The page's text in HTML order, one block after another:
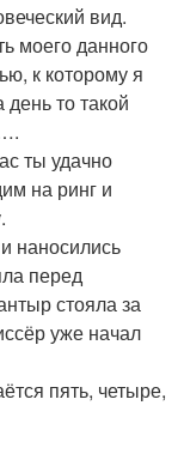
вид.
моего данного
к которому я
то такой
ты удачно
на ринг и
наносились
перед
стояла за
уже начал
пять, четыре,